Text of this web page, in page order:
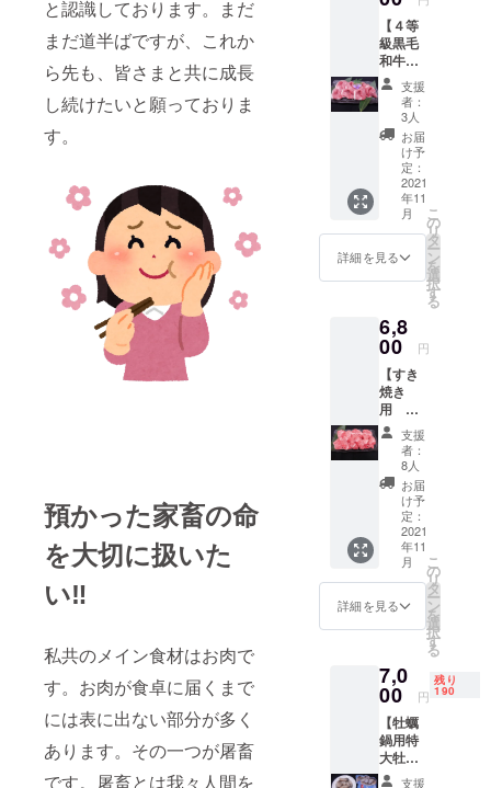
と認識しております。まだ
まだ道半ばですが、これか
ら先も、皆さまと共に成長
し続けたいと願っておりま
す。
預かった家畜の命
を大切に扱いた
い‼
私共のメイン食材はお肉で
す。お肉が食卓に届くまで
には表に出ない部分が多く
あります。その一つが屠畜
です。屠畜とは我々人間を
す。ジ
ビエの
販売に
関して
は３０
年の
キャリ
アを持
ちます
ので、
臭いと
かのご
心配は
す（当
然のこ
然臭い
がしな
いとい
う事で
はござ
いませ
ん。一
般の方
でも美
味しく
頂ける
という
事で
す）。
お勧め
です。
私個人
きやき
にして
食べる
のが一
番おい
しい様
ている
商品で
す。今
回は日
本の三
大地鶏
のひと
つと云
われる
比内地
鶏を
使った
きりた
んぽ鍋
セット
た。味
を決め
るスー
プと比
内地
鶏、き
りたん
ぽが
セット
になっ
ており
ます。
鍋の中
に入れ
る野菜
申し訳
ござい
身でご
用意く
ださ
い。 ①
比内地
鶏 約
500ｇ
が、野
菜など
と煮込
めば鴨
の独特
な味が
染み出
て美味
しいで
す。一
般的に
は青首
の鴨や
合鴨が
材料と
今回は
３種類
の鴨を
ご用意
いたし
まし
た。そ
れぞれ
味わい
が違い
ますの
でこの
機会に
食べ比
べてみ
て下さ
い。 ①
ライ
ス
300ｇ
×1
よく蕎
麦屋さ
んなど
【４等
級黒毛
和牛
サーロ
イン
すき焼
き用】
【定価
￥9700
】
５等級
の黒毛
和牛は
美味し
いけ
ど、脂
くて食
べられ
ないと
いう方
用に、
赤身の
旨さを
味わえ
るサー
ロイン
を使用
したお
すすめ
の商品
です。
①黒毛
和牛
ス
300g×1
支援
者：
3人
お届
け予
定：
2021
年11
月
詳細を見る
こ
の
リ
タ
ー
ン
を
選
択
す
る
6,8
00 円
【すき
焼き
用 お
肉セッ
ト B】
【定価
￥9500
】
こだわ
りの品
種とこ
だわり
の専用
飼料に
より生
産され
川県で
育った
おいし
い豚肉
『やま
ゆり
ポー
支援
者：
8人
お届
け予
定：
2021
年11
月
詳細を見る
こ
の
リ
タ
ー
ン
を
選
択
す
る
7,0
00 円
残り
190
【牡蠣
鍋用特
大牡蠣
と黒毛
支援